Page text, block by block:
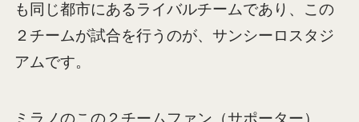
も同じ都市にあるライバルチームであり、この
２チームが試合を行うのが、サンシーロスタジ
アムです。
ミラノのこの２チームファン（サポーター）